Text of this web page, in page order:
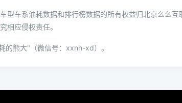
型车系油耗数据和排行榜数据的所有权益归北京么么
相应侵权责任。
的熊大"（微信号：xxnh-xd）。